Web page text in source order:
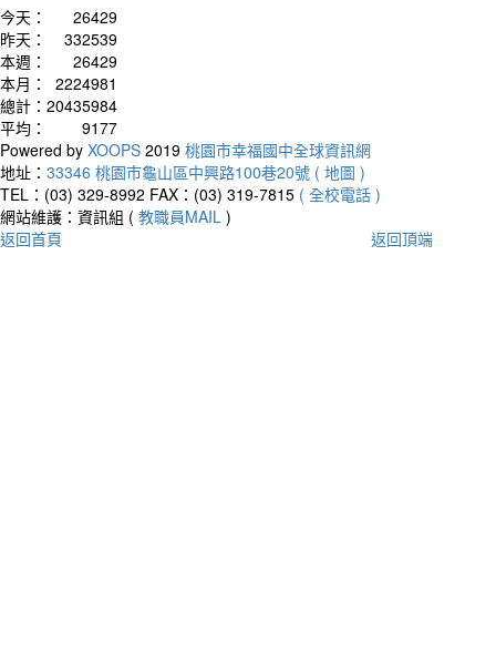
今天：
26429
昨天：
332539
本週：
26429
本月：
2224981
總計： 20435984
平均：
9177
Powered by XOOPS 2019 桃園市幸福國中全球資訊網
地址： 33346 桃園市龜山區中興路100巷20號 ( 地圖 )
TEL：(03) 329-8992 FAX：(03) 319-7815 ( 全校電話 )
網站維護：資訊組 ( 教職員MAIL )
返回首頁
返回頂端